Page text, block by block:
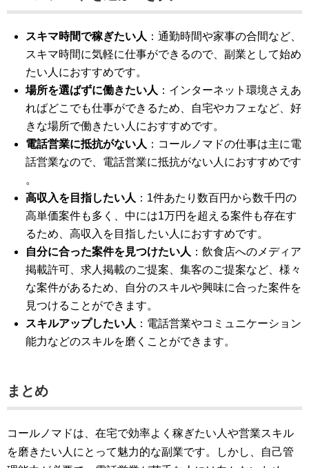
スキマ時間で稼ぎたい人 ：通勤時間や家事の合間など、
スキマ時間に気軽に仕事ができるので、副業として始め
たい人におすすめです​​。
場所を選ばずに働きたい人 ：インターネット環境さえあ
ればどこでも仕事ができるため、自宅やカフェなど、好
きな場所で働きたい人におすすめです​​。
電話営業に抵抗がない人 ：コールノマドの仕事は主に電
話営業なので、電話営業に抵抗がない人におすすめです​​
。
高収入を目指したい人 ：1件あたり数百円から数千円の
高単価案件も多く、中には1万円を超える案件も存在す
るため、高収入を目指したい人におすすめです​​。
自分に合った案件を見つけたい人 ：飲食店へのメディア
掲載許可、求人掲載のご提案、集客のご提案など、様々
な案件があるため、自分のスキルや興味に合った案件を
見つけることができます​​。
スキルアップしたい人 ：電話営業やコミュニケーション
能力などのスキルを磨くことができます​​。
まとめ
コールノマドは、在宅で効率よく稼ぎたい人や営業スキル
を磨きたい人にとって魅力的な副業です。しかし、自己管